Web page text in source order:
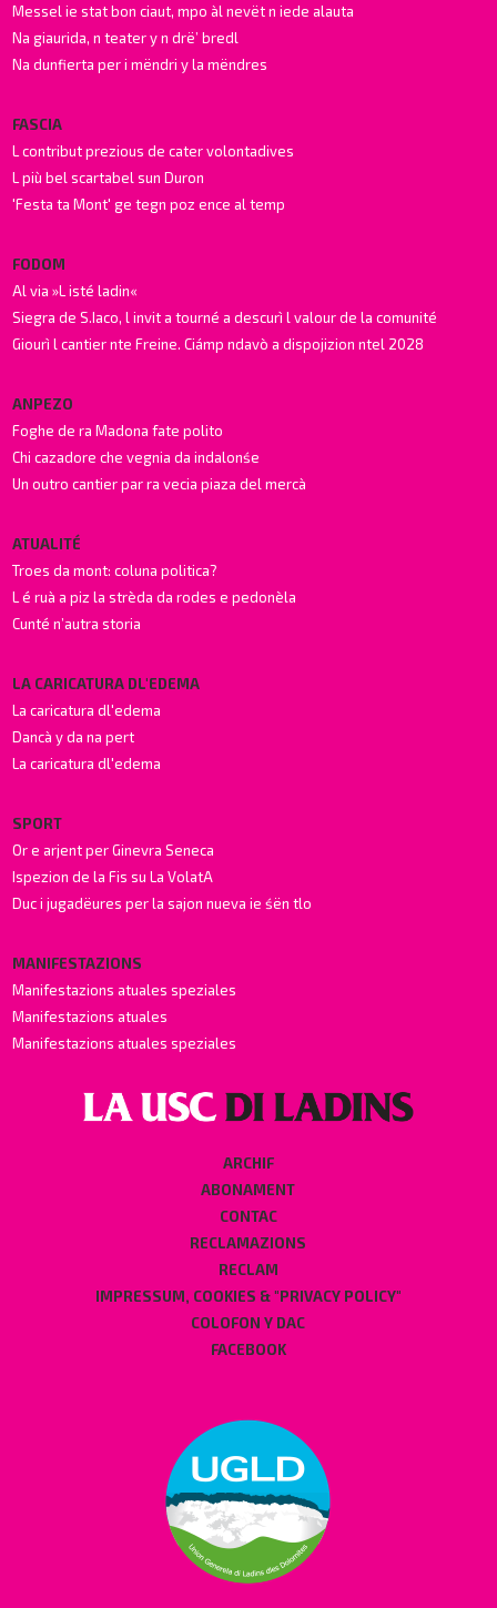
Messel ie stat bon ciaut, mpo àl nevët n iede alauta
Na giaurida, n teater y n drë’ bredl
Na dunfierta per i mëndri y la mëndres
FASCIA
L contribut prezious de cater volontadives
L più bel scartabel sun Duron
'Festa ta Mont' ge tegn poz ence al temp
FODOM
Al via »L isté ladin«
Siegra de S.Iaco, l invit a tourné a descurì l valour de la comunité
Giourì l cantier nte Freine. Ciámp ndavò a dispojizion ntel 2028
ANPEZO
Foghe de ra Madona fate polito
Chi cazadore che vegnia da indalonśe
Un outro cantier par ra vecia piaza del mercà
ATUALITÉ
Troes da mont: coluna politica?
L é ruà a piz la strèda da rodes e pedonèla
Cunté n’autra storia
LA CARICATURA DL'EDEMA
La caricatura dl'edema
Dancà y da na pert
La caricatura dl'edema
SPORT
Or e arjent per Ginevra Seneca
Ispezion de la Fis su La VolatA
Duc i jugadëures per la sajon nueva ie śën tlo
MANIFESTAZIONS
Manifestazions atuales speziales
Manifestazions atuales
Manifestazions atuales speziales
ARCHIF
ABONAMENT
CONTAC
RECLAMAZIONS
RECLAM
IMPRESSUM, COOKIES & "PRIVACY POLICY"
COLOFON Y DAC
FACEBOOK